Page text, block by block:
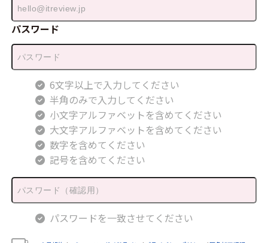
パスワード
6文字以上で入力してください
半角のみで入力してください
小文字アルファベットを含めてください
大文字アルファベットを含めてください
数字を含めてください
記号を含めてください
パスワードを一致させてください